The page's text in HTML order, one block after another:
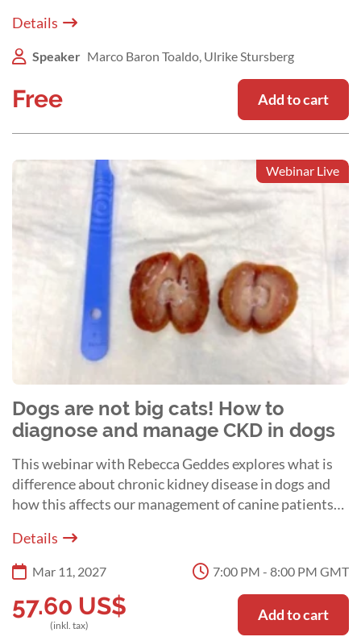
Details
Speaker Marco Baron Toaldo, Ulrike Stursberg
Free Add to cart
Webinar Live
Dogs are not big cats! How to
diagnose and manage CKD in dogs
This webinar with Rebecca Geddes explores what is
difference about chronic kidney disease in dogs and
how this affects our management of canine patients
Details
Mar 11, 2027 7:00 PM - 8:00 PM GMT
57.60 US$
(inkl. tax)
Add to cart